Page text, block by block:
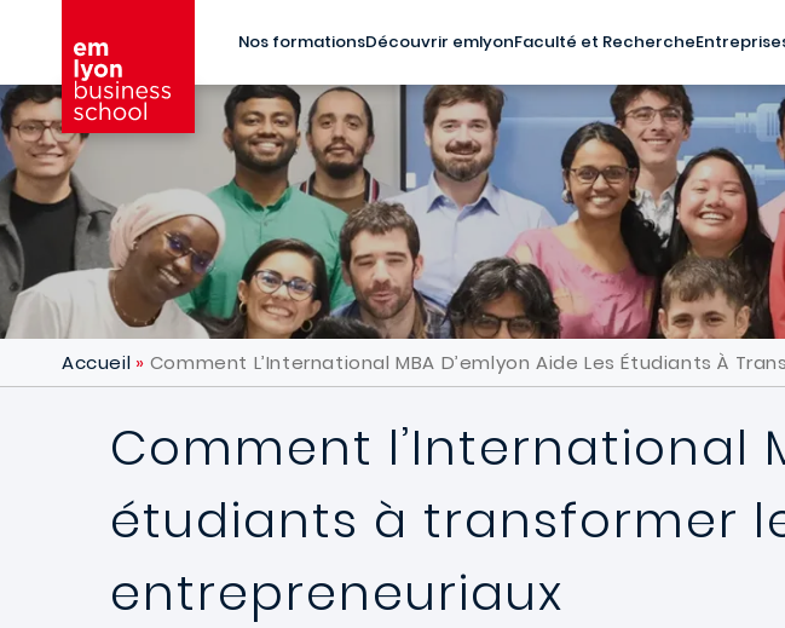
Nos formationsDécouvrir emlyonFaculté et Recherche
Accueil Comment L’International MBA D’emlyon Aide Les Étudiants À
Comment l’International
étudiants à transformer
entrepreneuriaux